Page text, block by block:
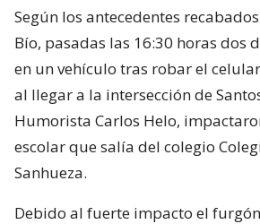
Según los antecedentes
Bío, pasadas las 16:30 horas dos
en un vehículo tras robar el
al llegar a la intersección de
Humorista Carlos Helo,
escolar que salía del colegio
Sanhueza.
Debido al fuerte impacto el